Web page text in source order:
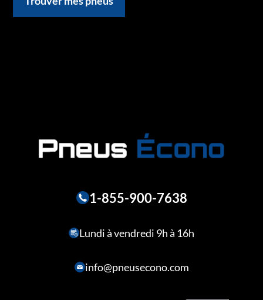
1-855-900-7638
Lundi à vendredi 9h à 16h
info@pneusecono.com